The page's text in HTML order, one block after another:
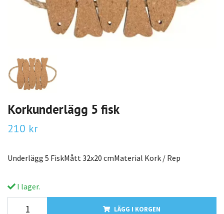
Korkunderlägg 5 fisk
210 kr
Underlägg 5 FiskMått 32x20 cmMaterial Kork / Rep
I lager.
LÄGG I KORGEN